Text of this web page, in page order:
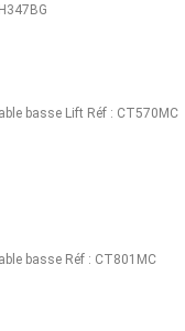
basse Lift Réf : CT570MC
basse Réf : CT801MC